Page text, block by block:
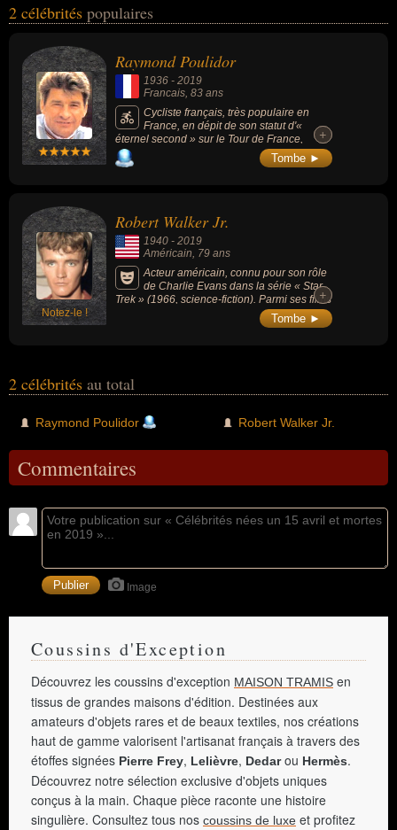
cycliste, sportif, acteur ou artiste. En ce qui concerne leurs
francais ou américain par exemple.
2 célébrités populaires
Raymond Poulidor
1936 - 2019
Francais, 83 ans
Cycliste français, très populaire en
France, en dépit de son statut d'«
éternel second » sur le Tour de France,
épreuve qu'il a courue entre 1962 et 1976,
qu'il n'a jamais gagnée et au cours de
remporté 7 étapes.
+
+
Tombe ►
Notez-le !
Robert Walker Jr.
1940 - 2019
Américain , 79 ans
Acteur américain, connu pour son rôle
de Charlie Evans dans la série « Star
Trek » (1966, science-fiction). Parmi ses films
connus : « La Caravane de feu » (1967,
western, avec Kirk Douglas et John Wayne),
+
+
Tombe ►
2 célébrités au total
Raymond Poulidor Robert Walker Jr.
Commentaires
Image
Coussins d'Exception
Découvrez les coussins d'exception MAISON TRAMIS en
tissus de grandes maisons d'édition. Destinées aux
amateurs d'objets rares et de beaux textiles, nos créations
haut de gamme valorisent l'artisanat français à travers des
étoffes signées Pierre Frey, Lelièvre, Dedarou Hermès.
Découvrez notre sélection exclusive d'objets uniques
conçus à la main. Chaque pièce raconte une histoire
singulière. Consultez tous nos coussins de luxe et profitez